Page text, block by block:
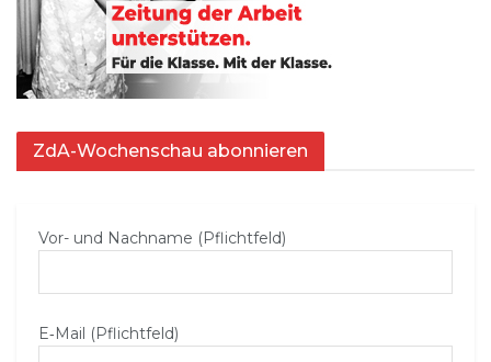
ZdA-Wochenschau abonnieren
Vor- und Nachname (Pflichtfeld)
E‑Mail (Pflichtfeld)